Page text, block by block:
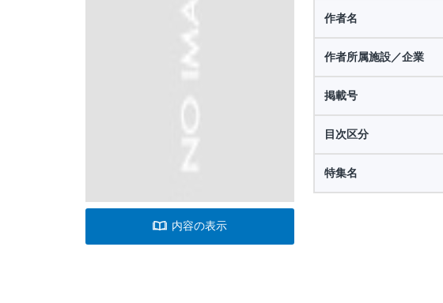
内容の表示
作者名
作者所属施設／企業
掲載号
目次区分
特集名